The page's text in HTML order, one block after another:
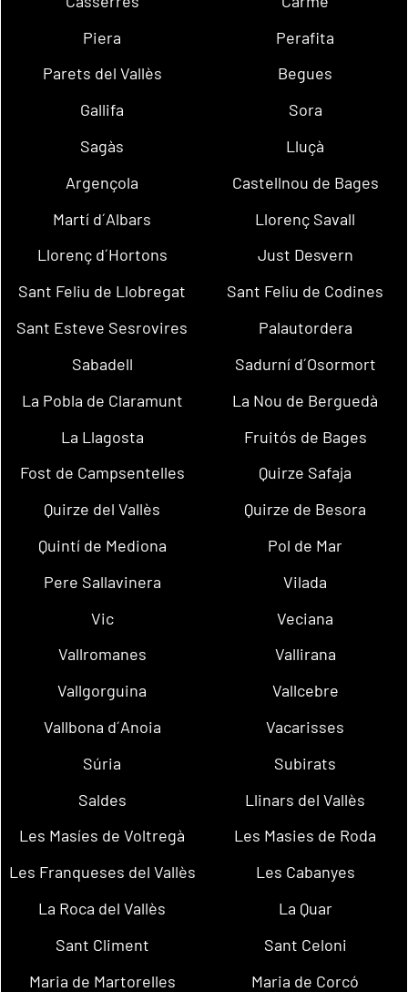
Piera
Perafita
Parets del Vallès
Begues
Gallifa
Sora
Sagàs
Lluçà
Argençola
Castellnou de Bages
Martí d´Albars
Llorenç Savall
Llorenç d´Hortons
Just Desvern
Sant Feliu de Llobregat
Sant Feliu de Codines
Sant Esteve Sesrovires
Palautordera
Sabadell
Sadurní d´Osormort
La Pobla de Claramunt
La Nou de Berguedà
La Llagosta
Fruitós de Bages
Fost de Campsentelles
Quirze Safaja
Quirze del Vallès
Quirze de Besora
Quintí de Mediona
Pol de Mar
Pere Sallavinera
Vilada
Vic
Veciana
Vallromanes
Vallirana
Vallgorguina
Vallcebre
Vallbona d´Anoia
Vacarisses
Súria
Subirats
Saldes
Llinars del Vallès
Les Masíes de Voltregà
Les Masies de Roda
Les Franqueses del Vallès
Les Cabanyes
La Roca del Vallès
La Quar
Sant Climent
Sant Celoni
Maria de Martorelles
Maria de Corcó